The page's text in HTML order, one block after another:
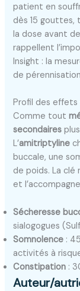
patient en
dès 15 gouttes,
la dose avant
rappellent
Insight : la
de
Profil des
Comme tout
secondaires
L’amitriptyline
buccale, une
de poids. La clé
et
Sécheresse
sialogogues
Somnolence :
activités à
Constipation :
Auteur/